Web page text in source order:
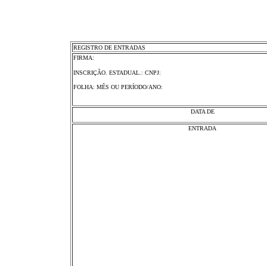
REGISTRO DE ENTRADAS
FIRMA:
INSCRIÇÃO. ESTADUAL.: CNPJ:
FOLHA: MÊS OU PERÍODO/ANO:
DATA DE
ENTRADA